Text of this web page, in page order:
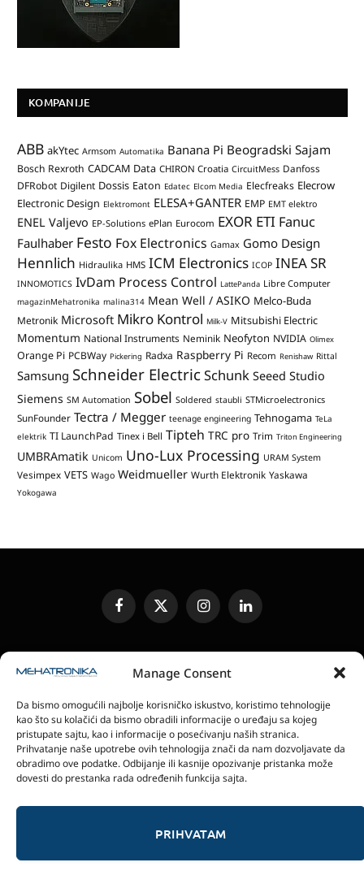
Manage Consent
Da bismo omogućili najbolje korisničko iskustvo, koristimo tehnologije
kao što su kolačići da bismo obradili informacije o uređaju sa kojeg
pristupate sajtu, kao i informacije o posećivanju naših stranica.
Prihvatanje naše upotrebe ovih tehnologija znači da nam dozvoljavate da
obradimo ove podatke. Odbijanje ili kasnije opozivanje pristanka može
dovesti do prestanka rada određenih funkcija sajta.
PRIHVATAM
KOMPANIJE
ABB akYtec Armsom Automatika Banana Pi Beogradski Sajam
Bosch Rexroth CADCAM Data CHIRON Croatia CircuitMess Danfoss
DFRobot Digilent Dossis Eaton Edatec Elcom Media Elecfreaks Elecrow
Electronic Design Elektromont ELESA+GANTER EMP EMT elektro
ENEL Valjevo EP-Solutions ePlan Eurocom EXOR ETI Fanuc
Faulhaber Festo Fox Electronics Gamax Gomo Design
Hennlich Hidraulika HMS ICM Electronics ICOP INEA SR
INNOMOTICS IvDam Process Control LattePanda Libre Computer
magazinMehatronika malina314 Mean Well / ASIKO Melco-Buda
Metronik Microsoft Mikro Kontrol Milk-V Mitsubishi Electric
Momentum National Instruments Neminik Neofyton NVIDIA Olimex
Orange Pi PCBWay Pickering Radxa Raspberry Pi Recom Renishaw Rittal
Samsung Schneider ElectricSchunk Seeed Studio
Siemens SM Automation Sobel Soldered staubli STMicroelectronics
SunFounder Tectra / Megger teenage engineering Tehnogama TeLa
elektrik TI LaunchPad Tinex i Bell Tipteh TRC pro Trim Triton Engineering
UMBRAmatik Unicom Uno-Lux Processing URAM System
Vesimpex VETS Wago Weidmueller Wurth Elektronik Yaskawa
Yokogawa
FacebookX
(Twitter)
InstagramLinkedIn
SLANJE JEDINICA ZA RECENZIJU
ELEKTRONSKA IZDANJA
POLITIKA PRIVATNOSTI
POLITIKA KOLAČIĆA
magazin Mehatronika - Agencija “Gomo Design”
Stanoja Glavaša 37, 26300 Vršac, Serbia
© 2026 magazin Mehatronika by Gomo Design.